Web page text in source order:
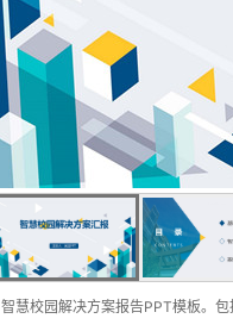
智慧校园解决方案报告PPT模板。